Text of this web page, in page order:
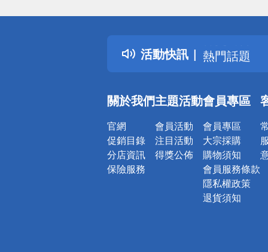
活動快訊
詐騙網頁！
得獎公告
熱門話題
銀行優惠
詐騙網頁！
關於我們
官網
促銷目錄
分店資訊
保險服務
主題活動
會員活動
注目活動
得獎公佈
會員專區
會員專區
大宗採購
購物須知
會員服務條款
隱私權政策
退貨須知